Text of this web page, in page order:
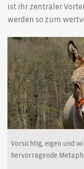
ist ihr zentraler
werden so zum
Vorsichtig, eigen und
hervorragende